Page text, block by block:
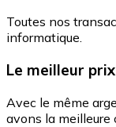
Toutes nos
informatique.
Le meilleur prix
Avec le même
avons la meilleure